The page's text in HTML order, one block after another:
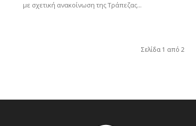
με σχετική ανακοίνωση της Τράπεζας...
Σελίδα 1 από 2